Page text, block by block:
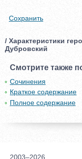
Сохранить
/ Характеристики
Дубровский
Смотрите также
Сочинения
Краткое содержание
Полное содержание
2003–2026